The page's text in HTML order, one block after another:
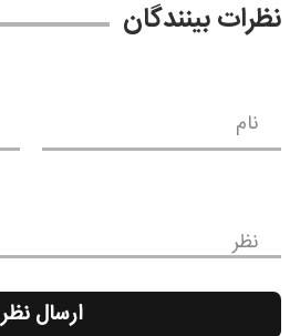
نظرات بینندگان
نام
نظر
ارسال نظر